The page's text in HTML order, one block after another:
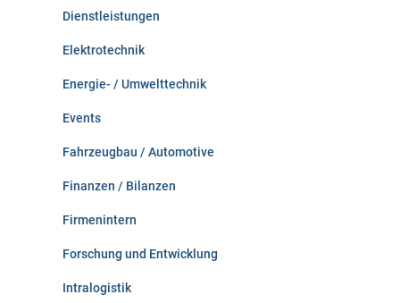
Dienstleistungen
Elektrotechnik
Energie- / Umwelttechnik
Events
Fahrzeugbau / Automotive
Finanzen / Bilanzen
Firmenintern
Forschung und Entwicklung
Intralogistik